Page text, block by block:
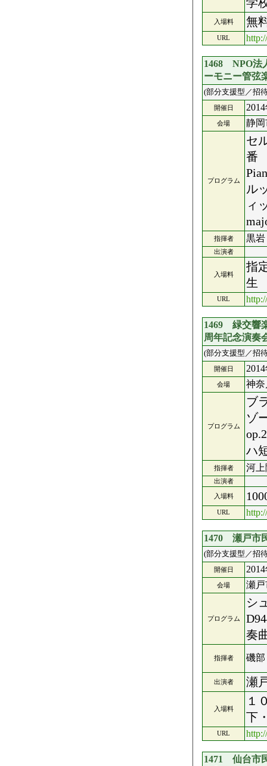
入場料 無
URL
1468 NPO法
ーモニー管
(部分支援型／招
開催日
会場 静
プログラム
セ
番
ル
ィ
指揮者 黒
出演者
入場料
指
生
URL
1469 緑交響
周年記念演奏
(部分支援型／招
開催日
会場 神
プログラム
ブ
ゾ
ハ
指揮者 河
出演者
入場料
URL
1470 瀬戸市
(部分支援型／招
開催日
会場 瀬
プログラム
シ
奏
指揮者 磯
出演者 瀬
入場料
１
下
URL
1471 仙台市